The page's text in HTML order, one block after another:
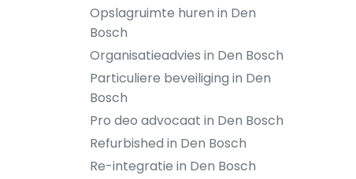
Opslagruimte huren in Den
Bosch
Organisatieadvies in Den Bosch
Particuliere beveiliging in Den
Bosch
Pro deo advocaat in Den Bosch
Refurbished in Den Bosch
Re-integratie in Den Bosch